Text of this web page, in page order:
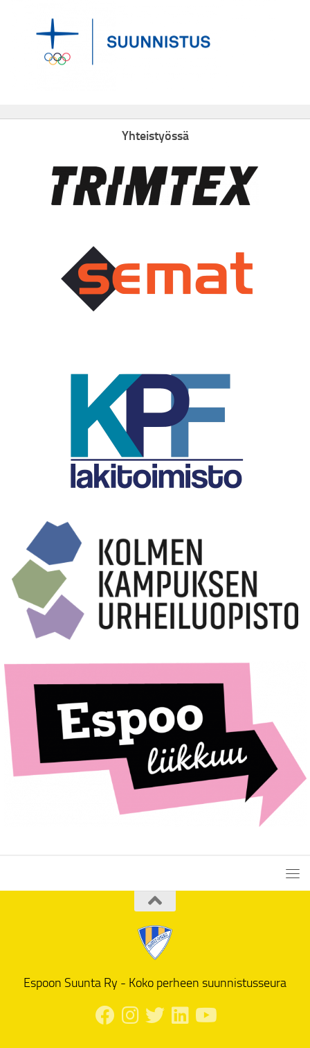
Yhteistyössä
Espoon Suunta Ry - Koko perheen suunnistusseura